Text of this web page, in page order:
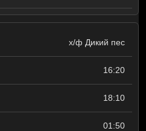
х/ф Дикий пес
16:20
18:10
01:50